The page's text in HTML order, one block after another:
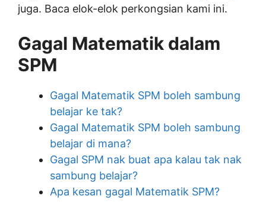
juga. Baca elok-elok perkongsian kami ini.
Gagal Matematik dalam
SPM
Gagal Matematik SPM boleh sambung
belajar ke tak?
Gagal Matematik SPM boleh sambung
belajar di mana?
Gagal SPM nak buat apa kalau tak nak
sambung belajar?
Apa kesan gagal Matematik SPM?